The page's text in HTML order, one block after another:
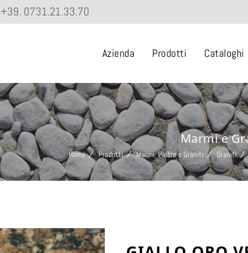
+39. 0731.21.33.70
Azienda Prodotti Cataloghi
Marmi e
Home Prodotti Marmi, Pietre e Graniti Graniti